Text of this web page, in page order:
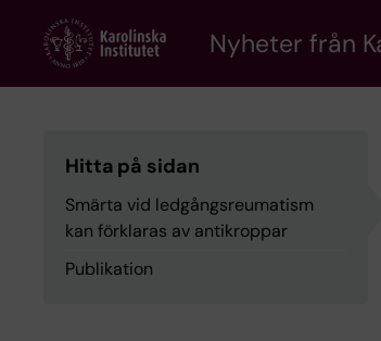
content
Nyheter från
Hitta på sidan
Smärta vid ledgångsreumatism
kan förklaras av antikroppar
Publikation